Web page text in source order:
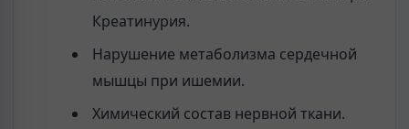
Креатинурия.
Нарушение метаболизма сердечной
мышцы при ишемии.
Химический состав нервной ткани.